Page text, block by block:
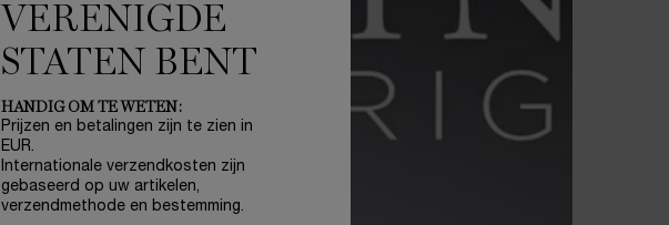
VERENIGDE
STATEN BENT
HANDIG OM TE WETEN:
Prijzen en betalingen zijn te zien in
EUR.
Internationale verzendkosten zijn
gebaseerd op uw artikelen,
verzendmethode en bestemming.